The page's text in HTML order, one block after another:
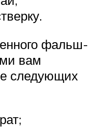
фальш-
вам
следующих